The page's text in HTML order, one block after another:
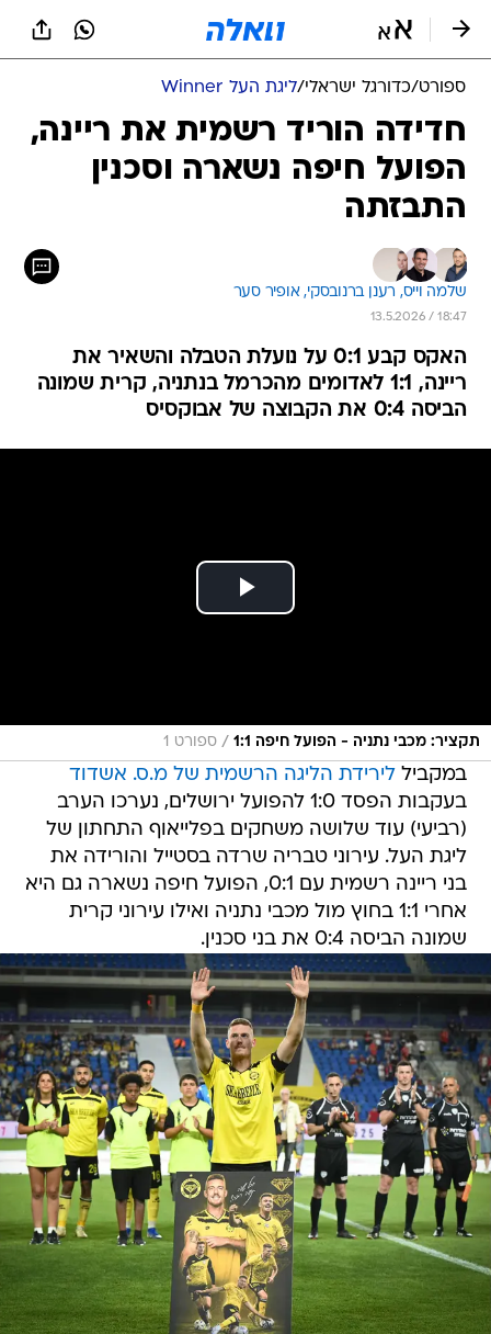
ספורט/כדורגל ישראלי/ליגת העל Winner
חדידה הוריד רשמית את ריינה,
הפועל חיפה נשארה וסכנין
התבזתה
שלמה וייס, רענן ברנובסקי, אופיר סער
13.5.2026 / 18:47
האקס קבע 0:1 על נועלת הטבלה והשאיר את
ריינה, 1:1 לאדומים מהכרמל בנתניה, קרית שמונה
הביסה 0:4 את הקבוצה של אבוקסיס
תקציר: מכבי נתניה - הפועל חיפה 1:1 / ספורט 1
במקביללירידת הליגה הרשמית של מ.ס. אשדוד
בעקבות הפסד 1:0 להפועל ירושלים, נערכו הערב
(רביעי) עוד שלושה משחקים בפלייאוף התחתון של
ליגת העל. עירוני טבריה שרדה בסטייל והורידה את
בני ריינה רשמית עם 0:1, הפועל חיפה נשארה גם היא
אחרי 1:1 בחוץ מול מכבי נתניה ואילו עירוני קרית
שמונה הביסה 0:4 את בני סכנין.